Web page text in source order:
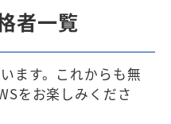
者一覧
ます。これからも無
をお楽しみくださ